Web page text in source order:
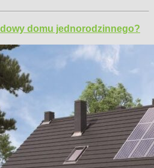
domu jednorodzinnego?